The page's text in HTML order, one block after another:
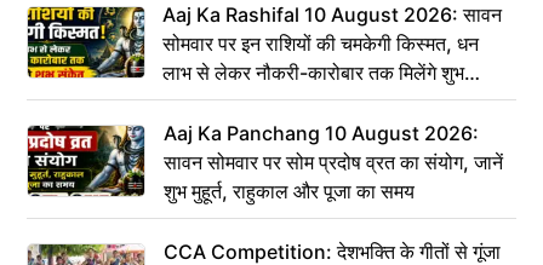
Aaj Ka Rashifal 10 August 2026: सावन
सोमवार पर इन राशियों की चमकेगी किस्मत, धन
लाभ से लेकर नौकरी-कारोबार तक मिलेंगे शुभ
संकेत
Aaj Ka Panchang 10 August 2026:
सावन सोमवार पर सोम प्रदोष व्रत का संयोग, जानें
शुभ मुहूर्त, राहुकाल और पूजा का समय
CCA Competition: देशभक्ति के गीतों से गूंजा